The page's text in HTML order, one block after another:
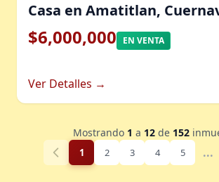
Casa en Amatitlan,
$6,000,000 EN VENTA
Ver Detalles →
Mostrando 1 a 12de 152
1 2 3 4 5 ...